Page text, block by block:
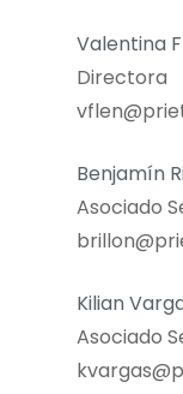
Valentina
Directora
Benjamín
Asociado
Kilian
Asociado